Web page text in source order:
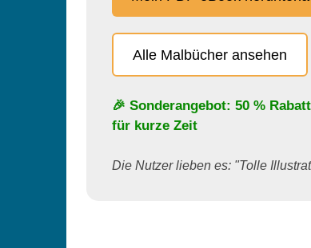
Alle Malbücher ansehen
🎉 Sonderangebot: 50 %
für kurze Zeit
Die Nutzer lieben es: "Tolle